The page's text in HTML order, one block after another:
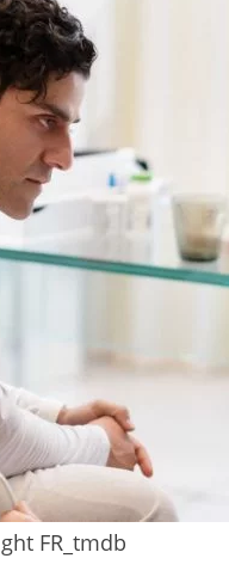
FR_tmdb